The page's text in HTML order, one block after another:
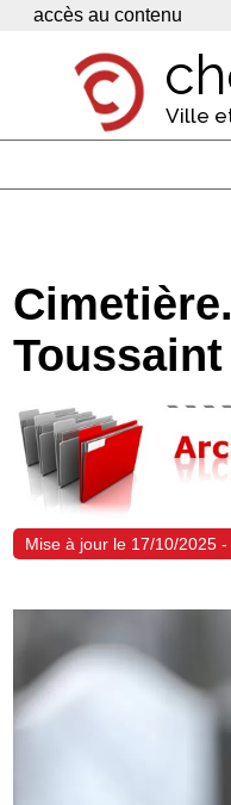
Panneau de gestion des cookies
accès au contenu
Ville
Economie
Services
Contacts
Toussaint
Mise à jour le 17/10/2025